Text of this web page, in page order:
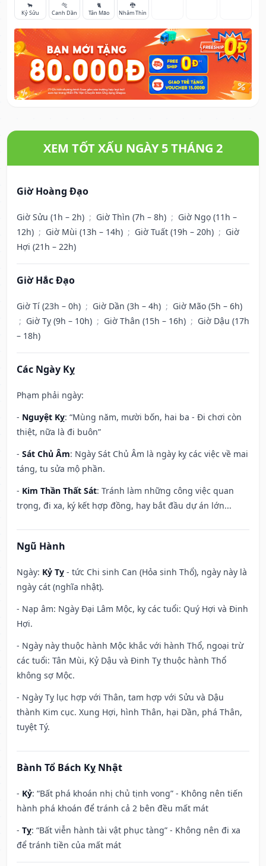
🐂
Kỷ Sửu
🐅
Canh Dần
🐈
Tân Mão
🐉
Nhâm Thìn
XEM TỐT XẤU NGÀY 5 THÁNG 2
Giờ Hoàng Đạo
Giờ Sửu (1h – 2h) ; Giờ Thìn (7h – 8h) ; Giờ Ngọ (11h –
12h) ; Giờ Mùi (13h – 14h) ; Giờ Tuất (19h – 20h) ; Giờ
Hợi (21h – 22h)
Giờ Hắc Đạo
Giờ Tí (23h – 0h) ; Giờ Dần (3h – 4h) ; Giờ Mão (5h – 6h)
; Giờ Tỵ (9h – 10h) ; Giờ Thân (15h – 16h) ; Giờ Dậu (17h
– 18h)
Các Ngày Kỵ
Phạm phải ngày:
- Nguyệt Kỵ: “Mùng năm, mười bốn, hai ba - Đi chơi còn
thiệt, nữa là đi buôn”
- Sát Chủ Âm: Ngày Sát Chủ Âm là ngày kỵ các việc về mai
táng, tu sửa mộ phần.
- Kim Thần Thất Sát: Tránh làm những công việc quan
trọng, đi xa, ký kết hợp đồng, hay bắt đầu dự án lớn...
Ngũ Hành
Ngày: Kỷ Tỵ - tức Chi sinh Can (Hỏa sinh Thổ), ngày này là
ngày cát (nghĩa nhật).
- Nạp âm: Ngày Đại Lâm Mộc, kỵ các tuổi: Quý Hợi và Đinh
Hợi.
- Ngày này thuộc hành Mộc khắc với hành Thổ, ngoại trừ
các tuổi: Tân Mùi, Kỷ Dậu và Đinh Tỵ thuộc hành Thổ
không sợ Mộc.
- Ngày Tỵ lục hợp với Thân, tam hợp với Sửu và Dậu
thành Kim cục. Xung Hợi, hình Thân, hại Dần, phá Thân,
tuyệt Tý.
Bành Tổ Bách Kỵ Nhật
- Kỷ: “Bất phá khoán nhị chủ tịnh vong” - Không nên tiến
hành phá khoán để tránh cả 2 bên đều mất mát
- Tỵ: “Bất viễn hành tài vật phục tàng” - Không nên đi xa
để tránh tiền của mất mát